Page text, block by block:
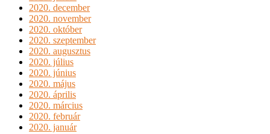
2020. december
2020. november
2020. október
2020. szeptember
2020. augusztus
2020. július
2020. június
2020. május
2020. április
2020. március
2020. február
2020. január